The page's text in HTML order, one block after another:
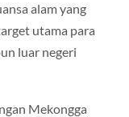
alam yang
utama para
luar negeri
Mekongga